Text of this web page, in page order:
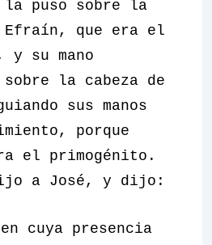
la puso sobre la
Efraín, que era el
y su mano
la cabeza de
sus manos
porque
el primogénito.
a José, y dijo:
cuya presencia